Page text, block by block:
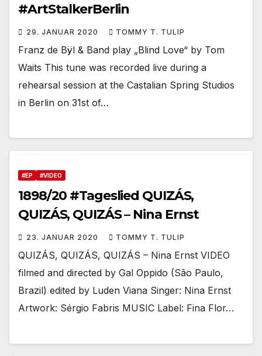
#ArtStalkerBerlin
29. JANUAR 2020 TOMMY T. TULIP
Franz de Bÿl & Band play „Blind Love“ by Tom
Waits This tune was recorded live during a
rehearsal session at the Castalian Spring Studios
in Berlin on 31st of…
#EP #VIDEO
1898/20 #Tageslied QUIZÁS,
QUIZÁS, QUIZÁS – Nina Ernst
23. JANUAR 2020 TOMMY T. TULIP
QUIZÁS, QUIZÁS, QUIZÁS – Nina Ernst VIDEO
filmed and directed by Gal Oppido (São Paulo,
Brazil) edited by Luden Viana Singer: Nina Ernst
Artwork: Sérgio Fabris MUSIC Label: Fina Flor…